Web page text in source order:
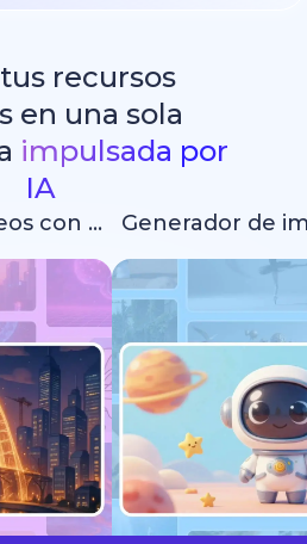
recursos
en una sola
impulsada por
IA
Generador de videos con IA